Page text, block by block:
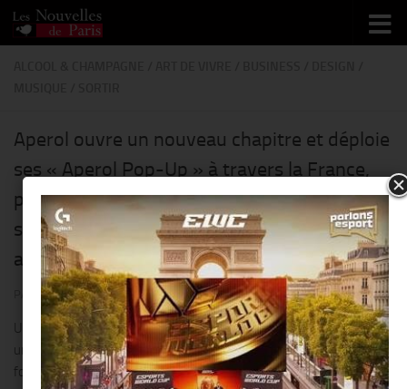
Skip to content
Aperol ouvre un nouveau chapitre et déploie
ses « Aperol Pop-Up » à travers la France,
pour y présenter sa nouvelle bouteille :
silhouette affinée, verre ondulé…mise en
avant de la couleur orange iconique !!
THIERRY KER · PUBLIÉ22 JUIN 2026· MIS À JOUR2 JUILLET 2026
Une nouvelle bouteille, des collaborations artistiques inédites et
une série de rendez-vous estivaux pour réaffirmer les
fondamentaux de la marque.